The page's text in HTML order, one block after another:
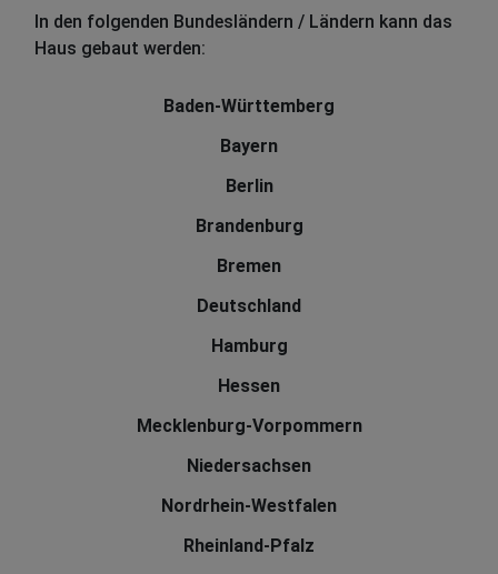
In den folgenden Bundesländern / Ländern kann das
Haus gebaut werden:
Baden-Württemberg
Bayern
Berlin
Brandenburg
Bremen
Deutschland
Hamburg
Hessen
Mecklenburg-Vorpommern
Niedersachsen
Nordrhein-Westfalen
Rheinland-Pfalz